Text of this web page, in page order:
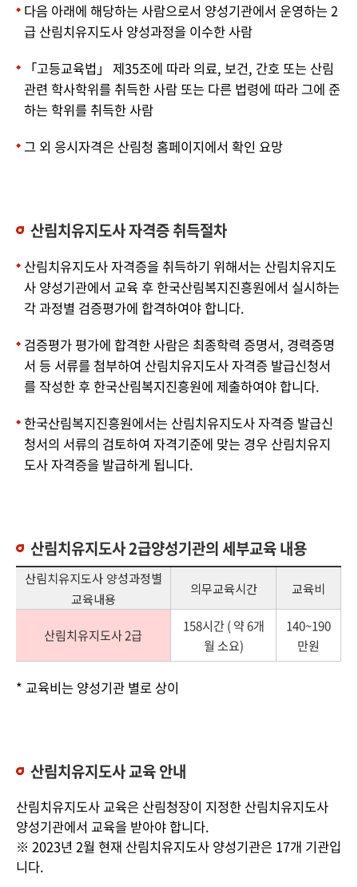
다음 아래에 해당하는 사람으로서 양성기관에서 운영하는 2
급 산림치유지도사 양성과정을 이수한 사람
「고등교육법」 제35조에 따라 의료, 보건, 간호 또는 산림
관련 학사학위를 취득한 사람 또는 다른 법령에 따라 그에 준
하는 학위를 취득한 사람
그 외 응시자격은 산림청 홈페이지에서 확인 요망
산림치유지도사 자격증 취득절차
산림치유지도사 자격증을 취득하기 위해서는 산림치유지도
사 양성기관에서 교육 후 한국산림복지진흥원에서 실시하는
각 과정별 검증평가에 합격하여야 합니다.
검증평가 평가에 합격한 사람은 최종학력 증명서, 경력증명
서 등 서류를 첨부하여 산림치유지도사 자격증 발급신청서
를 작성한 후 한국산림복지진흥원에 제출하여야 합니다.
한국산림복지진흥원에서는 산림치유지도사 자격증 발급신
청서의 서류의 검토하여 자격기준에 맞는 경우 산림치유지
도사 자격증을 발급하게 됩니다.
산림치유지도사 2급양성기관의 세부교육 내용
산림치유지도사 양성과정별
교육내용
의무교육시간 교육비
산림치유지도사 2급
158시간 ( 약 6개
월 소요)
140~190
만원
* 교육비는 양성기관 별로 상이
산림치유지도사 교육 안내
산림치유지도사 교육은 산림청장이 지정한 산림치유지도사
양성기관에서 교육을 받아야 합니다.
※ 2023년 2월 현재 산림치유지도사 양성기관은 17개 기관입
니다.